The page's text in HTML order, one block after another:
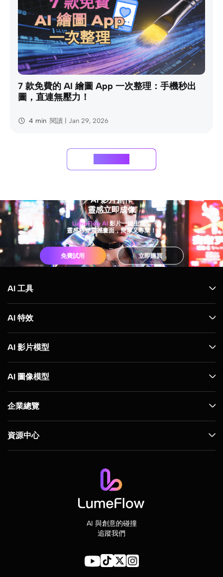
7 款免費的 AI 繪圖 App 一次整理：手機秒出
圖，直連無壓力！
4 min 閱讀 | Jan 29, 2026
AI 影片創作
靈感立即成像
LumeFlow AI影片一鍵生成，
靈感秒變震撼畫面，簡單又專業！
免費試用 立即購買
AI 與創意的碰撞
追蹤我們
AI 工具
AI 特效
AI 影片模型
AI 圖像模型
企業總覽
資源中心